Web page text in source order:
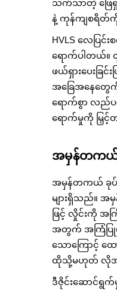
သက်သာတဲ့ ဖြေရှ
နဲ့ ကုန်ကျစရိတ်ကို
HVLS လေပြ
ရောက်ပါတယ်။ ၎
ဖယ်ရှားပေးခ
အခြေအနေတွေ
ရောက်စွာ လည်ပ
ရောက်မှုကို မြှင့်
အမှန်တကယ် ခု
အမှန်တကယ် ခုပ်လို
များရှိသည်။ အ
ဖြင့် လှိုင်းကို အ
အတွက် အကြံပြု
သောကြောင့် ထ
ထိုသို့မဟုတ် လိုအပ်
ဒီဇိုင်းဆောင်ရွ